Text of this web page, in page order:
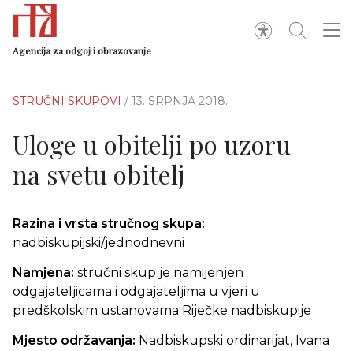
Agencija za odgoj i obrazovanje
STRUČNI SKUPOVI / 13. SRPNJA 2018.
Uloge u obitelji po uzoru
na svetu obitelj
Razina i vrsta stručnog skupa:
nadbiskupijski/jednodnevni
Namjena: stručni skup je namijenjen
odgajateljicama i odgajateljima u vjeri u
predškolskim ustanovama Riječke nadbiskupije
Mjesto održavanja: Nadbiskupski ordinarijat, Ivana